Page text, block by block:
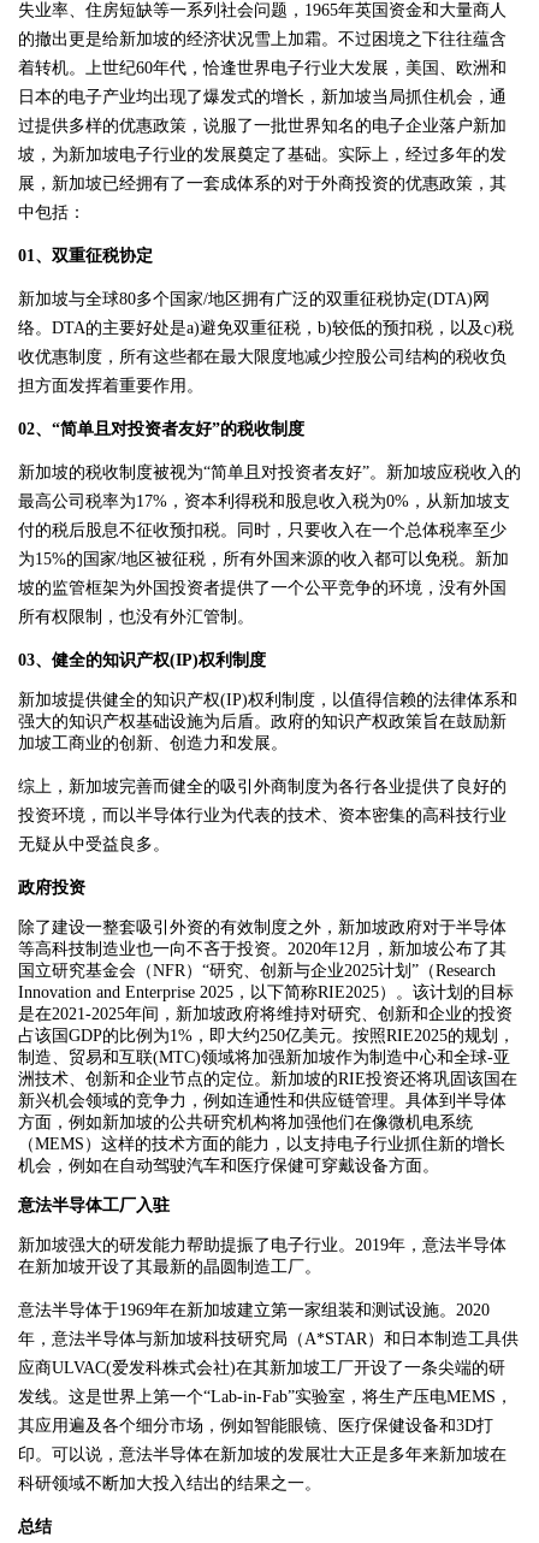
失业率、住房短缺等一系列社会问题，1965年英国资金和大量商人
的撤出更是给新加坡的经济状况雪上加霜。不过困境之下往往蕴含
着转机。上世纪60年代，恰逢世界电子行业大发展，美国、欧洲和
日本的电子产业均出现了爆发式的增长，新加坡当局抓住机会，通
过提供多样的优惠政策，说服了一批世界知名的电子企业落户新加
坡，为新加坡电子行业的发展奠定了基础。实际上，经过多年的发
展，新加坡已经拥有了一套成体系的对于外商投资的优惠政策，其
中包括：
01、 双重征税协定
新加坡与全球80多个国家/地区拥有广泛的双重征税协定(DTA)网
络。DTA的主要好处是a)避免双重征税，b)较低的预扣税，以及c)税
收优惠制度，所有这些都在最大限度地减少控股公司结构的税收负
担方面发挥着重要作用。
02、 “简单且对投资者友好”的税收制度
新加坡的税收制度被视为“简单且对投资者友好”。新加坡应税收入的
最高公司税率为17%，资本利得税和股息收入税为0%，从新加坡支
付的税后股息不征收预扣税。同时，只要收入在一个总体税率至少
为15%的国家/地区被征税，所有外国来源的收入都可以免税。新加
坡的监管框架为外国投资者提供了一个公平竞争的环境，没有外国
所有权限制，也没有外汇管制。
03、 健全的知识产权(IP)权利制度
新加坡提供健全的知识产权(IP)权利制度，以值得信赖的法律体系和
强大的知识产权基础设施为后盾。政府的知识产权政策旨在鼓励新
加坡工商业的创新、创造力和发展。
综上，新加坡完善而健全的吸引外商制度为各行各业提供了良好的
投资环境，而以半导体行业为代表的技术、资本密集的高科技行业
无疑从中受益良多。
政府投资
除了建设一整套吸引外资的有效制度之外，新加坡政府对于半导体
等高科技制造业也一向不吝于投资。2020年12月，新加坡公布了其
国立研究基金会（NFR）“研究、创新与企业2025计划”（Research
Innovation and Enterprise 2025，以下简称RIE2025）。该计划的目标
是在2021-2025年间，新加坡政府将维持对研究、创新和企业的投资
占该国GDP的比例为1%，即大约250亿美元。按照RIE2025的规划，
制造、贸易和互联(MTC)领域将加强新加坡作为制造中心和全球-亚
洲技术、创新和企业节点的定位。新加坡的RIE投资还将巩固该国在
新兴机会领域的竞争力，例如连通性和供应链管理。具体到半导体
方面，例如新加坡的公共研究机构将加强他们在像微机电系统
（MEMS）这样的技术方面的能力，以支持电子行业抓住新的增长
机会，例如在自动驾驶汽车和医疗保健可穿戴设备方面。
意法半导体工厂入驻
新加坡强大的研发能力帮助提振了电子行业。2019年，意法半导体
在新加坡开设了其最新的晶圆制造工厂。
意法半导体于1969年在新加坡建立第一家组装和测试设施。2020
年，意法半导体与新加坡科技研究局（A*STAR）和日本制造工具供
应商ULVAC(爱发科株式会社)在其新加坡工厂开设了一条尖端的研
发线。这是世界上第一个“Lab-in-Fab”实验室，将生产压电MEMS，
其应用遍及各个细分市场，例如智能眼镜、医疗保健设备和3D打
印。可以说，意法半导体在新加坡的发展壮大正是多年来新加坡在
科研领域不断加大投入结出的结果之一。
总结